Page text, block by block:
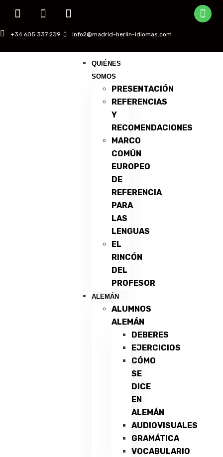
+34 605 337 239 info2@madrid-berlin-idiomas.com
QUIÉNES
SOMOS
PRESENTACIÓN
REFERENCIAS
Y
RECOMENDACIONES
MARCO
COMÚN
EUROPEO
DE
REFERENCIA
PARA
LAS
LENGUAS
EL
RINCÓN
DEL
PROFESOR
ALEMÁN
ALUMNOS
ALEMÁN
DEBERES
EJERCICIOS
CÓMO
SE
DICE
EN
ALEMÁN
AUDIOVISUALES
GRAMÁTICA
VOCABULARIO